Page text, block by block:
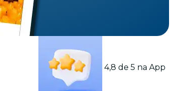
4,8 de 5 na App